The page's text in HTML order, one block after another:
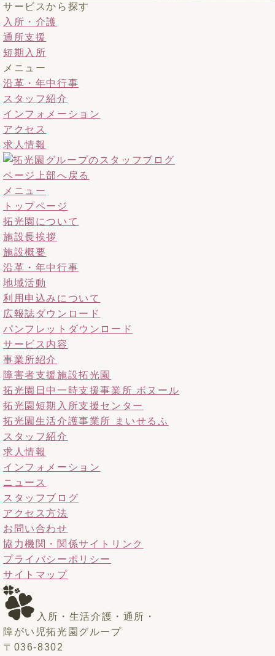
サービスから探す
入所・介護
通所支援
短期入所
メニュー
沿革・年中行事
スタッフ紹介
インフォメーション
アクセス
求人情報
ページ上部へ戻る
メニュー
トップページ
拓光園について
施設長挨拶
施設概要
沿革・年中行事
地域活動
利用申込みについて
広報誌ダウンロード
パンフレットダウンロード
サービス内容
事業所紹介
障害者支援施設拓光園
拓光園日中一時支援事業所 ボヌール
拓光園短期入所支援センター
拓光園生活介護事業所 まいせるふ
スタッフ紹介
求人情報
インフォメーション
ニュース
スタッフブログ
アクセス方法
お問い合わせ
協力機関・関係サイトリンク
プライバシーポリシー
サイトマップ
入所・生活介護・通所・
障がい児拓光園グループ
〒036-8302